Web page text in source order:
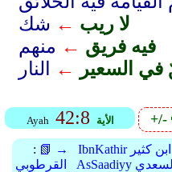
لا ريب ← شك
فيه فريق ← منهم
في السعير
←
Ayah 42:8 الأية +/-
: 📗 → IbnKathir ابن كثير
القرطوبي
AsSaadiyy السعدي